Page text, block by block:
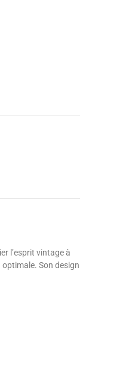
l’esprit vintage à
Son design